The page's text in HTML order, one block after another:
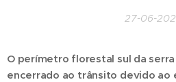
27-06-
O perímetro florestal sul da
encerrado ao trânsito devido ao